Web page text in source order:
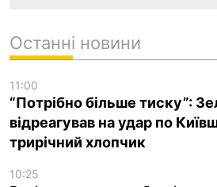
Останні новини
11:00
“Потрібно більше тиску”:
відреагував на удар по
трирічний хлопчик
10:25